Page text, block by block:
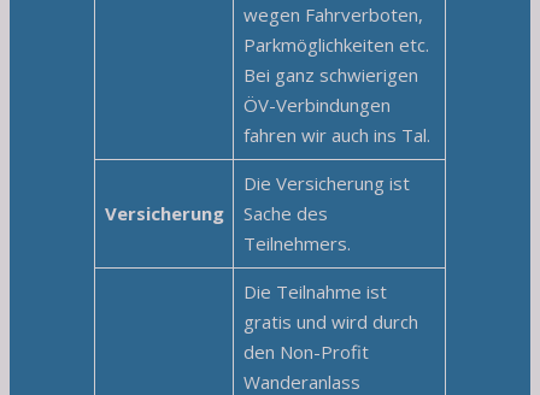
wegen Fahrverboten,
Parkmöglichkeiten etc.
Bei ganz schwierigen
ÖV-Verbindungen
fahren wir auch ins Tal.
Versicherung
Die Versicherung ist
Sache des
Teilnehmers.
Die Teilnahme ist
gratis und wird durch
den Non-Profit
Wanderanlass